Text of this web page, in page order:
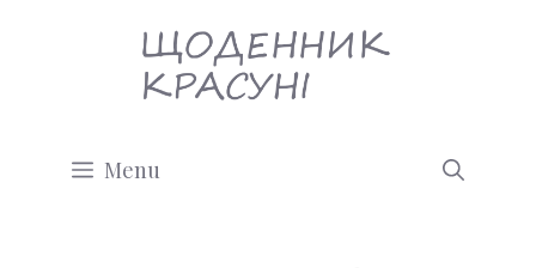
Menu